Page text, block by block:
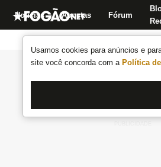
Usamos cookies para anúncios e
site você concorda com a Política
Notícias Apostas Fórum